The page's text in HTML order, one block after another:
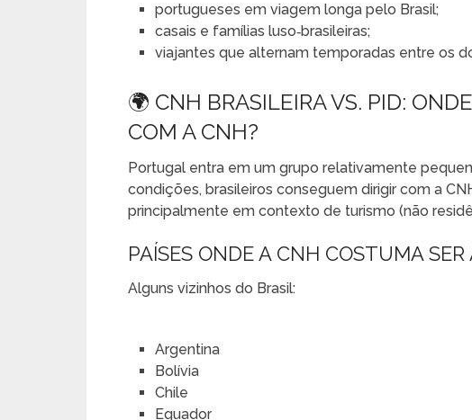
portugueses em viagem longa pelo Brasil;
casais e famílias luso‑brasileiras;
viajantes que alternam temporadas entre os
🌍 CNH BRASILEIRA VS. PID:
COM A CNH?
Portugal entra em um grupo relativamente
condições, brasileiros conseguem dirigir com a
principalmente em contexto de turismo (não
PAÍSES ONDE A CNH COSTUMA SER
Alguns vizinhos do Brasil:
Argentina
Bolívia
Chile
Equador